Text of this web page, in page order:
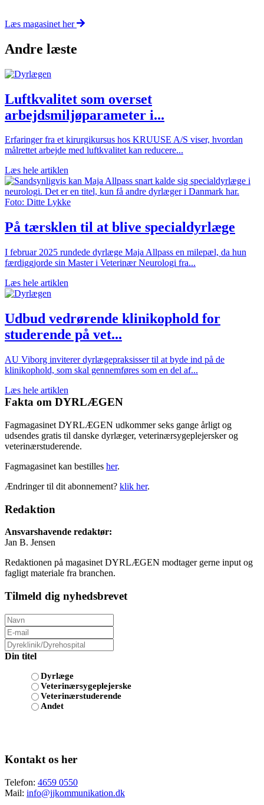
Læs magasinet her
Andre læste
Luftkvalitet som overset
arbejdsmiljøparameter i...
Erfaringer fra et kirurgikursus hos KRUUSE A/S viser, hvordan
målrettet arbejde med luftkvalitet kan reducere...
Læs hele artiklen
På tærsklen til at blive specialdyrlæge
I februar 2025 rundede dyrlæge Maja Allpass en milepæl, da hun
færdiggjorde sin Master i Veterinær Neurologi fra...
Læs hele artiklen
Udbud vedrørende klinikophold for
studerende på vet...
AU Viborg inviterer dyrlægepraksisser til at byde ind på de
klinikophold, som skal gennemføres som en del af...
Læs hele artiklen
Fakta om DYRLÆGEN
Fagmagasinet DYRLÆGEN udkommer seks gange årligt og
udsendes gratis til danske dyrlæger, veterinærsygeplejersker og
veterinærstuderende.
Fagmagasinet kan bestilles her.
Ændringer til dit abonnement? klik her.
Redaktion
Ansvarshavende redaktør:
Jan B. Jensen
Redaktionen på magasinet DYRLÆGEN modtager gerne input og
fagligt materiale fra branchen.
Tilmeld dig nyhedsbrevet
Din titel
Dyrlæge
Veterinærsygeplejerske
Veterinærstuderende
Andet
Kontakt os her
Telefon: 4659 0550
Mail: info@jjkommunikation.dk